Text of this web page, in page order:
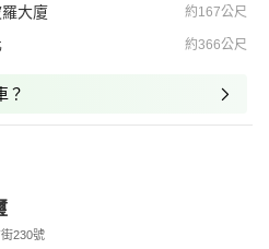
大廈 約167公尺
約366公尺
？
230號